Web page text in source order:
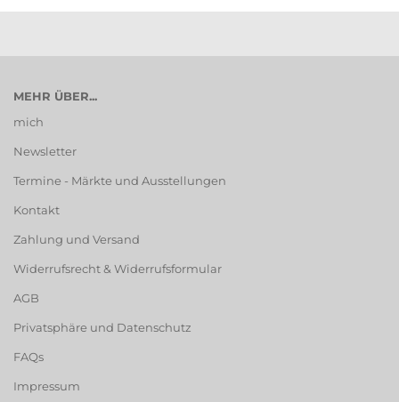
MEHR ÜBER...
mich
Newsletter
Termine - Märkte und Ausstellungen
Kontakt
Zahlung und Versand
Widerrufsrecht & Widerrufsformular
AGB
Privatsphäre und Datenschutz
FAQs
Impressum